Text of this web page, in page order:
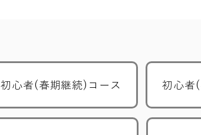
初心者(春期継続)コース 初心者